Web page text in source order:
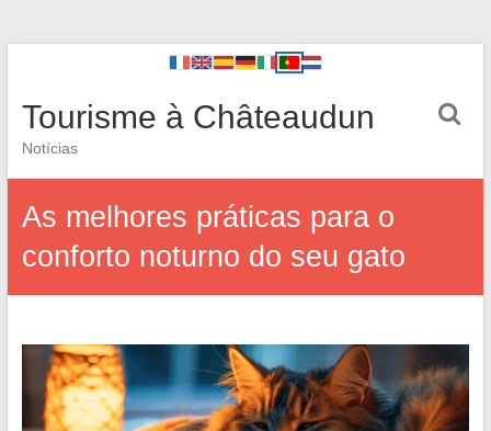
Tourisme à Châteaudun
Notícias
As melhores práticas para o
conforto noturno do seu gato